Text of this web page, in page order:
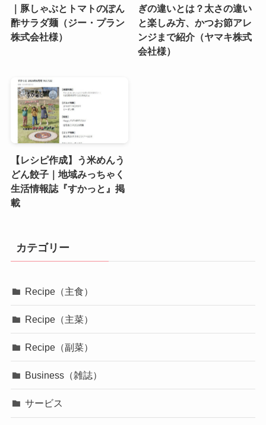
｜豚しゃぶとトマトのぽん
酢サラダ麺（ジー・プラン
株式会社様）
ぎの違いとは？太さの違い
と楽しみ方、かつお節アレ
ンジまで紹介（ヤマキ株式
会社様）
【レシピ作成】う米めんう
どん餃子｜地域みっちゃく
生活情報誌『すかっと』掲
載
カテゴリー
Recipe（主食）
Recipe（主菜）
Recipe（副菜）
Business（雑誌）
サービス